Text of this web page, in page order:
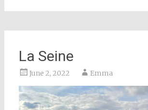
La Seine
June 2, 2022 Emma